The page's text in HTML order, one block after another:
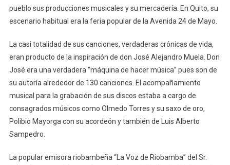
pueblo sus producciones musicales y su mercadería. En Quito, su
escenario habitual era la feria popular de la Avenida 24 de Mayo.
La casi totalidad de sus canciones, verdaderas crónicas de vida,
eran producto de la inspiración de don José Alejandro Muela. Don
José era una verdadera “máquina de hacer música” pues son de
su autoría alrededor de 130 canciones. El acompañamiento
musical para la grabación de sus discos estaba a cargo de
consagrados músicos como Olmedo Torres y su saxo de oro,
Polibio Mayorga con su acordeón y también de Luis Alberto
Sampedro.
La popular emisora riobambeña “La Voz de Riobamba” del Sr.